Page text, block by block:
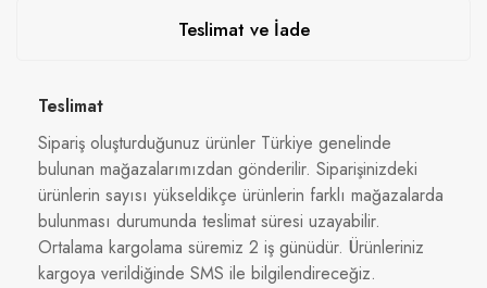
Teslimat ve İade
Teslimat
Sipariş oluşturduğunuz ürünler Türkiye genelinde
bulunan mağazalarımızdan gönderilir. Siparişinizdeki
ürünlerin sayısı yükseldikçe ürünlerin farklı mağazalarda
bulunması durumunda teslimat süresi uzayabilir.
Ortalama kargolama süremiz 2 iş günüdür. Ürünleriniz
kargoya verildiğinde SMS ile bilgilendireceğiz.